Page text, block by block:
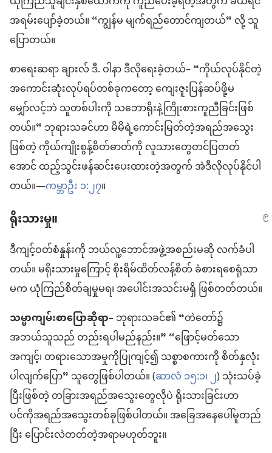
အရမ်းပျော်ခဲ့တယ်။ “ကျွန်မ မျက်ရည်တောင်ကျတယ်” လို့ သူ
ပြောတယ်။
စာရေးဆရာ ချားလ် ဒီ. ဝါနာ ဒီလိုရေးခဲ့တယ်– “ကိုယ်လုပ်နိုင်တဲ့
အကောင်းဆုံးလုပ်ရပ်တစ်ခုကတော့ ကျေးဇူးပြန်ဆပ်ဖို့မ
မျှော်လင့်ဘဲ သူတစ်ပါးကို သဘောရိုးနဲ့ကြိုးစားကူညီခြင်းဖြစ်
တယ်။” ဘုရားသခင်ဟာ မိမိရဲ့ကောင်းမြတ်တဲ့အရည်အသွေး
ဖြစ်တဲ့ ကိုယ်ကျိုးစွန့်စိတ်ဓာတ်ကို လူသားတွေတင်ပြတတ်
အောင် ထည့်သွင်းဖန်ဆင်းပေးထားတဲ့အတွက် အဲဒီလိုလုပ်နိုင်ပါ
တယ်။—ကမ္ဘာဦး ၁:၂၇။
ရိုးသားမှု။
ဒီကျင့်ဝတ်စံနှုန်းကို ဘယ်လူ့ဘောင်အဖွဲ့အစည်းမဆို လက်ခံပါ
တယ်။ မရိုးသားမှုကြောင့် စိုးရိမ်ထိတ်လန့်စိတ် ခံစားရစေရုံသာ
မက ယုံကြည်စိတ်ချမှုမရ၊ အပေါင်းအသင်းမရှိ ဖြစ်တတ်တယ်။
သမ္မာကျမ်းစာပြောဆိုရာ–ဘုရားသခင်၏ “တဲတော်၌
အဘယ်သူသည် တည်းရပါမည်နည်း။” “ဖြောင့်မတ်သော
အကျင့်၊ တရားသောအမှုကိုပြုကျင့်၍ သစ္စာစကားကို စိတ်နှလုံး
ပါလျက်ပြော” သူတွေဖြစ်ပါတယ်။ (ဆာလံ ၁၅:၁၊ ၂) သုံးသပ်ခဲ့
ပြီးဖြစ်တဲ့ တခြားအရည်အသွေးတွေလိုပဲ ရိုးသားခြင်းဟာ
ပင်ကိုအရည်အသွေးတစ်ခုဖြစ်ပါတယ်။ အခြေအနေပေါ်မူတည်
ပြီး ပြောင်းလဲတတ်တဲ့အရာမဟုတ်ဘူး။